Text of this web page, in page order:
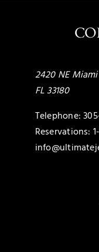
2420 NE
FL 33180
Telephone:
Reservations: